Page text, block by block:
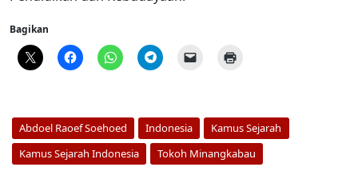
Bagikan
Abdoel Raoef Soehoed Indonesia
Kamus Sejarah
Kamus Sejarah Indonesia
Tokoh Minangkabau